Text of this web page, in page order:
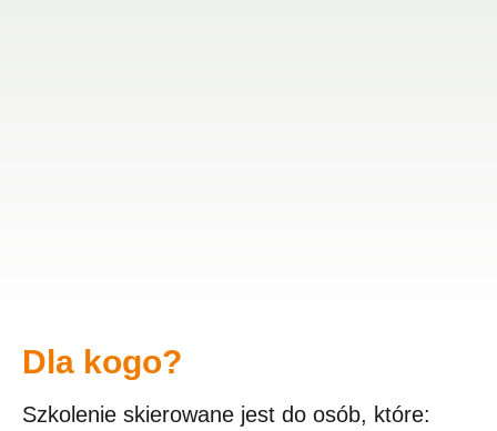
Dla kogo?
Szkolenie skierowane jest do osób, które: